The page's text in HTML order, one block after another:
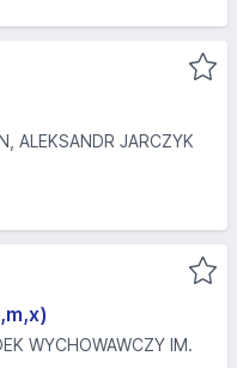
ALEKSANDR JARCZYK
WYCHOWAWCZY IM.